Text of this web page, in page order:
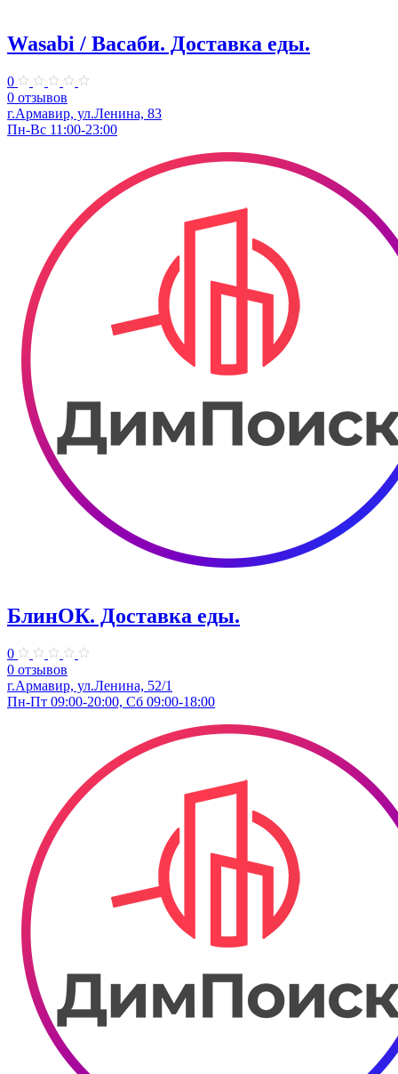
Wasabi / Васаби. Доставка еды.
0
0 отзывов
г.Армавир, ул.Ленина, 83
Пн-Вс 11:00-23:00
БлинОК. Доставка еды.
0
0 отзывов
г.Армавир, ул.Ленина, 52/1
Пн-Пт 09:00-20:00, Сб 09:00-18:00